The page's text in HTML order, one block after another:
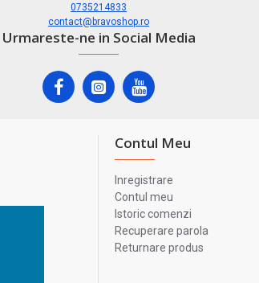
0735214833
contact@bravoshop.ro
Urmareste-ne in Social Media
Contul Meu
Inregistrare
Contul meu
Istoric comenzi
Recuperare parola
Returnare produs